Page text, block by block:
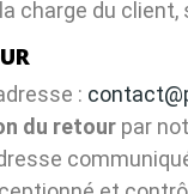
charge du
:
du retour par